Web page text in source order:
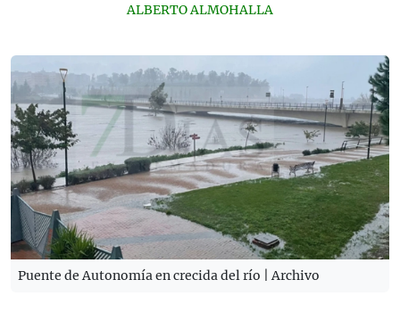
ALBERTO ALMOHALLA
Puente de Autonomía en crecida del río | Archivo